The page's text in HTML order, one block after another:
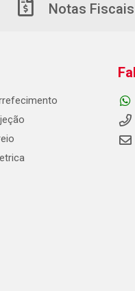
Notas Fiscais